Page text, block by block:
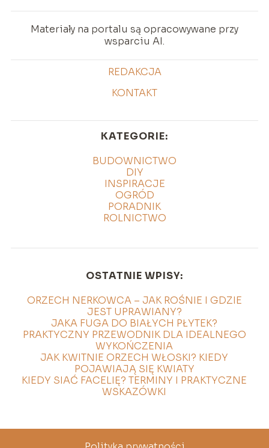
Materiały na portalu są opracowywane przy
wsparciu AI.
REDAKCJA
KONTAKT
KATEGORIE:
BUDOWNICTWO
DIY
INSPIRACJE
OGRÓD
PORADNIK
ROLNICTWO
OSTATNIE WPISY:
ORZECH NERKOWCA – JAK ROŚNIE I GDZIE
JEST UPRAWIANY?
JAKA FUGA DO BIAŁYCH PŁYTEK?
PRAKTYCZNY PRZEWODNIK DLA IDEALNEGO
WYKOŃCZENIA
JAK KWITNIE ORZECH WŁOSKI? KIEDY
POJAWIAJĄ SIĘ KWIATY
KIEDY SIAĆ FACELIĘ? TERMINY I PRAKTYCZNE
WSKAZÓWKI